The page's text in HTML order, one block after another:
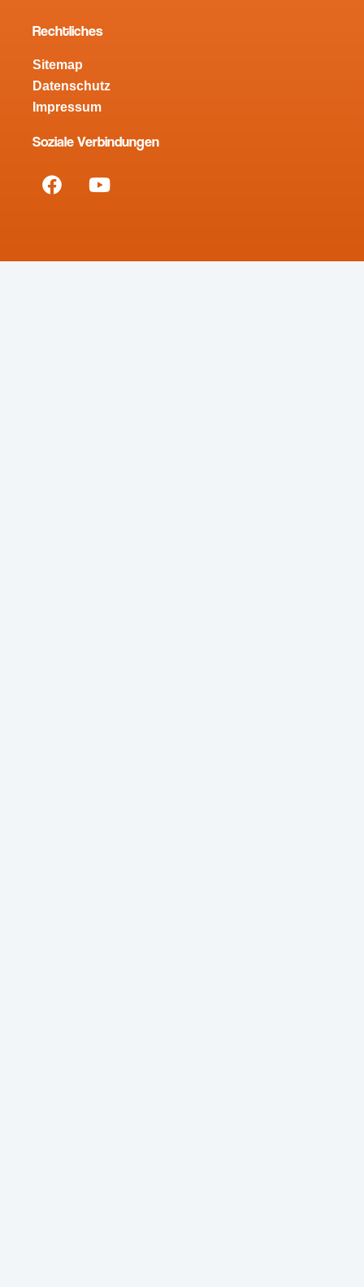
Rechtliches
Sitemap
Datenschutz
Impressum
Soziale Verbindungen